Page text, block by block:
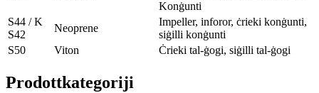
Konġunti
S44 / K
S42
Neoprene
Impeller, inforor, ċrieki konġunti,
siġilli konġunti
S50
Viton Ċrieki tal-ġogi, siġilli tal-ġogi
Prodottkategoriji